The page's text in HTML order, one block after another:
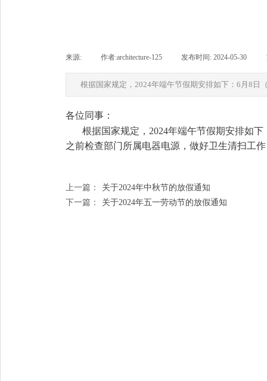
来源: 作者:architecture-125 发布时间: 2024-05-30
根据国家规定，2024年端午节假期安排如下：6月8日
各位同事：
根据国家规定，2024年端午节假期安排如
之前检查部门所属电器电源，做好卫生清扫工
上一篇：
关于2024年中秋节的放假通知
下一篇：
关于2024年五一劳动节的放假通知